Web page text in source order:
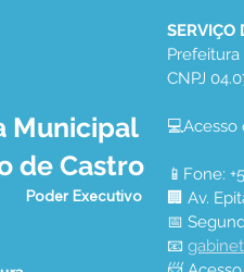
Municipal
de Castro
Poder Executivo
SERVIÇO
CNPJ
💻Acesso
📱Fone:
🏢 Av.
📅
📧